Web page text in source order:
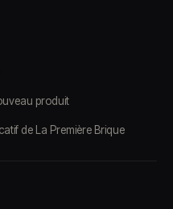
produit
de La Première Brique